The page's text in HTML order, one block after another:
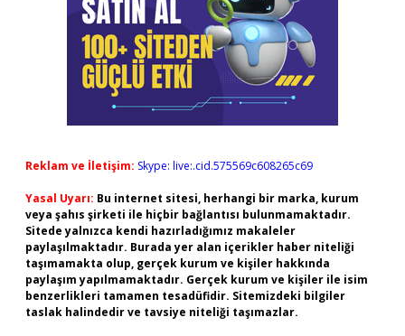
Reklam ve İletişim: Skype: live:.cid.575569c608265c69
Yasal Uyarı: Bu internet sitesi, herhangi bir marka, kurum
veya şahıs şirketi ile hiçbir bağlantısı bulunmamaktadır.
Sitede yalnızca kendi hazırladığımız makaleler
paylaşılmaktadır. Burada yer alan içerikler haber niteliği
taşımamakta olup, gerçek kurum ve kişiler hakkında
paylaşım yapılmamaktadır. Gerçek kurum ve kişiler ile isim
benzerlikleri tamamen tesadüfidir. Sitemizdeki bilgiler
taslak halindedir ve tavsiye niteliği taşımazlar.